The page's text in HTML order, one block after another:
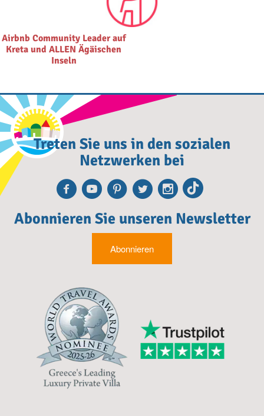
Airbnb Community Leader auf
Kreta und ALLEN Ägäischen
Inseln
Treten Sie uns in den sozialen
Netzwerken bei
Facebook
Youtube
Pinterest
TwitterTikTok
Abonnieren Sie unseren Newsletter
Abonnieren